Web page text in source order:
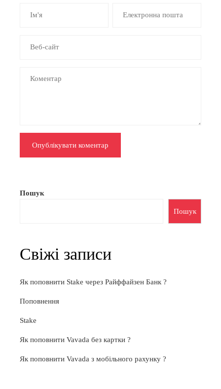
Пошук
Пошук
Свіжі записи
Як поповнити Stake через Райффайзен Банк ?
Поповнення
Stake
Як поповнити Vavada без картки ?
Як поповнити Vavada з мобільного рахунку ?